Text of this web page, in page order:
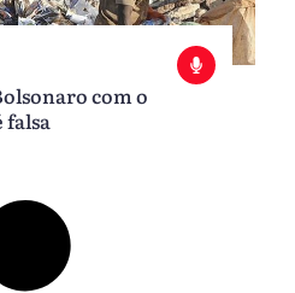
com o
falsa